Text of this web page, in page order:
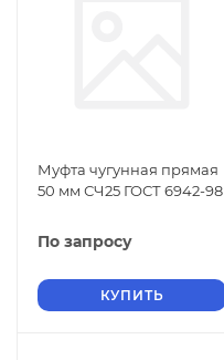
Муфта чугунная прямая
50 мм СЧ25 ГОСТ 6942-98
По запросу
КУПИТЬ